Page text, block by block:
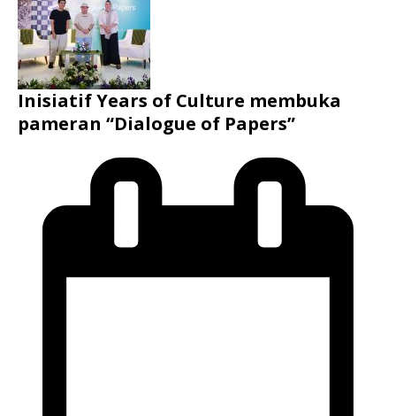
Inisiatif Years of Culture membuka
pameran “Dialogue of Papers”